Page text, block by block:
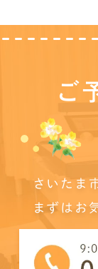
ご
さいたま
まずはお